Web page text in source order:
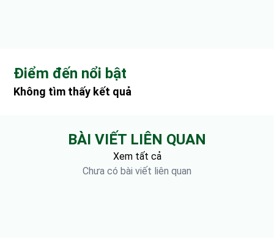
Điểm đến nổi bật
Không tìm thấy kết quả
BÀI VIẾT LIÊN QUAN
Xem tất cả
Chưa có bài viết liên quan